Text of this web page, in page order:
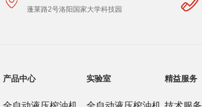
蓬莱路2号洛阳国家大学科技园
产品中心 实验室 精益服务